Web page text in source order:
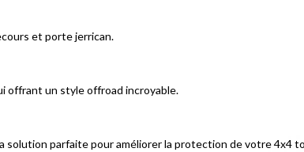
et porte jerrican.
offrant un style offroad incroyable.
solution parfaite pour améliorer la protection de votre